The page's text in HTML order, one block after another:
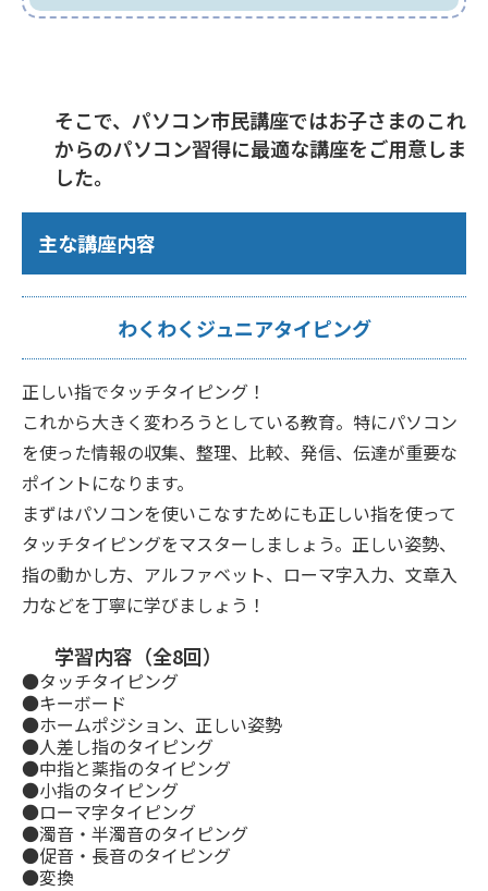
そこで、パソコン市民講座ではお子さまのこれ
からのパソコン習得に最適な講座をご用意しま
した。
主な講座内容
わくわくジュニアタイピング
正しい指でタッチタイピング！
これから大きく変わろうとしている教育。特にパソコン
を使った情報の収集、整理、比較、発信、伝達が重要な
ポイントになります。
まずはパソコンを使いこなすためにも正しい指を使って
タッチタイピングをマスターしましょう。正しい姿勢、
指の動かし方、アルファベット、ローマ字入力、文章入
力などを丁寧に学びましょう！
学習内容（全8回）
●タッチタイピング
●キーボード
●ホームポジション、正しい姿勢
●人差し指のタイピング
●中指と薬指のタイピング
●小指のタイピング
●ローマ字タイピング
●濁音・半濁音のタイピング
●促音・長音のタイピング
●変換